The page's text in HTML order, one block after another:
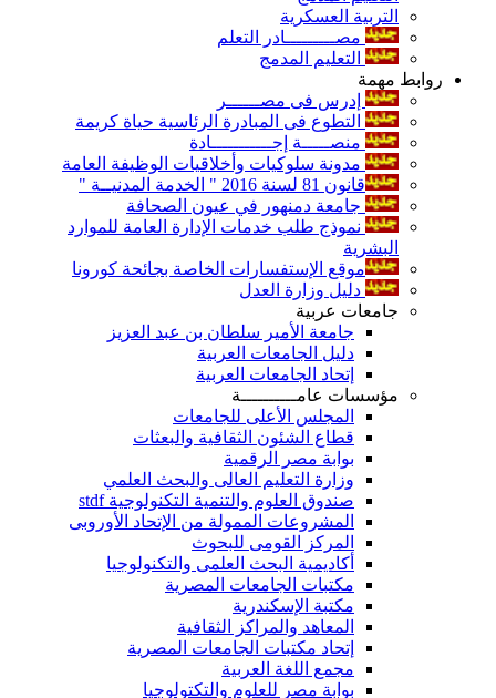
التربية العسكرية
مصـــــــــادر التعلم
التعليم المدمج
روابط مهمة
إدرس فى مصــــــر
التطوع فى المبادرة الرئاسية حياة كريمة
منصـــــة إجـــــــــــادة
مدونة سلوكيات وأخلاقيات الوظيفة العامة
قانون 81 لسنة 2016 " الخدمة المدنيــة "
جامعة دمنهور في عيون الصحافة
نموذج طلب خدمات الإدارة العامة للموارد
البشرية
موقع الإستفسارات الخاصة بجائحة كورونا
دليل وزارة العدل
جامعات عربية
جامعة الأمير سلطان بن عبد العزيز
دليل الجامعات العربية
إتحاد الجامعات العربية
مؤسسات عامــــــــــة
المجلس الأعلى للجامعات
قطاع الشئون الثقافية والبعثات
بوابة مصر الرقمية
وزارة التعليم العالى والبحث العلمي
صندوق العلوم والتنمية التكنولوجية stdf
المشروعات الممولة من الإتحاد الأوروبى
المركز القومى للبحوث
أكاديمية البحث العلمى والتكنولوجيا
مكتبات الجامعات المصرية
مكتبة الإسكندرية
المعاهد والمراكز الثقافية
إتحاد مكتبات الجامعات المصرية
مجمع اللغة العربية
بوابة مصر للعلوم والتكتولوجيا